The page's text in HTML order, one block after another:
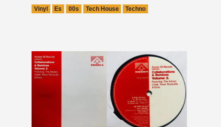
Vinyl Es 00s Tech House Techno